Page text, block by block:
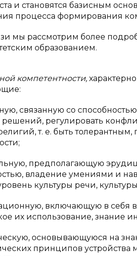
и становятся базисным
процесса формирования
мы рассмотрим более
образованием.
компетентности,
связанную со способностью
регулировать
т. е. быть
предполагающую
владение умениями и
культуры речи,
включающую в себя
их использование, знание
основывающуюся на
принципов устройства